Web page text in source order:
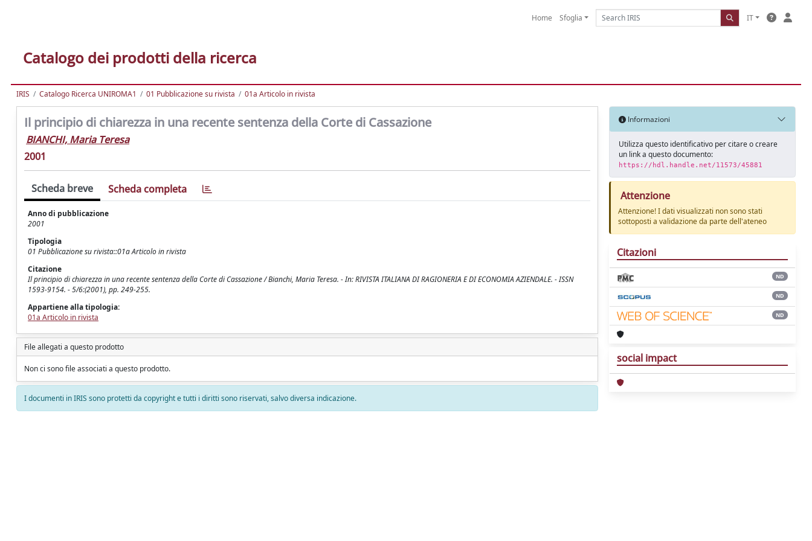
Home Sfoglia IT
Catalogo dei prodotti della ricerca
IRIS Catalogo Ricerca UNIROMA1 01 Pubblicazione su rivista 01a Articolo in rivista
Il principio di chiarezza in una recente sentenza della Corte di Cassazione
BIANCHI, Maria Teresa
2001
Scheda breve Scheda completa
Anno di pubblicazione
2001
Tipologia
01 Pubblicazione su rivista::01a Articolo in rivista
Citazione
Il principio di chiarezza in una recente sentenza della Corte di Cassazione / Bianchi, Maria Teresa. - In: RIVISTA ITALIANA DI RAGIONERIA E DI ECONOMIA AZIENDALE. - ISSN
1593-9154. - 5/6:(2001), pp. 249-255.
Appartiene alla tipologia:
01a Articolo in rivista
File allegati a questo prodotto
Non ci sono file associati a questo prodotto.
I documenti in IRIS sono protetti da copyright e tutti i diritti sono riservati, salvo diversa indicazione.
Informazioni
Utilizza questo identificativo per citare o creare
un link a questo documento:
https://hdl.handle.net/11573/45881
Attenzione
Attenzione! I dati visualizzati non sono stati
sottoposti a validazione da parte dell'ateneo
Citazioni
ND
ND
ND
social impact